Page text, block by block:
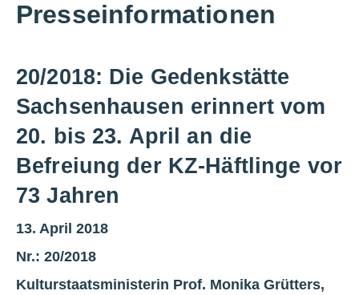
Presseinformationen
20/2018: Die Gedenkstätte
Sachsenhausen erinnert vom
20. bis 23. April an die
Befreiung der KZ-Häftlinge vor
73 Jahren
13. April 2018
Nr.: 20/2018
Kulturstaatsministerin Prof. Monika Grütters,